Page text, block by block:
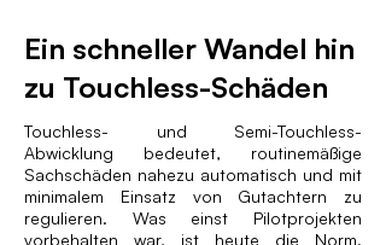
Ein schneller Wandel hin
zu Touchless-Schäden
Touchless- und Semi-Touchless-
Abwicklung bedeutet, routinemäßige
Sachschäden nahezu automatisch und mit
minimalem Einsatz von Gutachtern zu
regulieren. Was einst Pilotprojekten
vorbehalten war, ist heute die Norm.